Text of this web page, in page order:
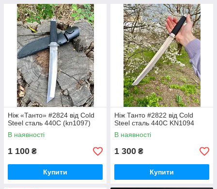
Ніж «Танто» #2824 від Cold
Steel сталь 440С (kn1097)
В наявності
1 100 ₴
Купити
Ніж Танто #2822 від Cold
Steel сталь 440С KN1094
В наявності
1 300 ₴
Купити